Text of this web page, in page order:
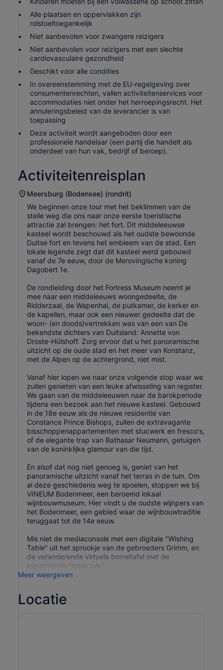
Alle plaatsen en oppervlakken zijn
rolstoeltoegankelijk
Niet aanbevolen voor zwangere reizigers
Niet aanbevolen voor reizigers met een slechte
cardiovasculaire gezondheid
Geschikt voor alle condities
In overeenstemming met de EU-regelgeving over
consumentenrechten, vallen activiteitenservices voor
accommodaties niet onder het herroepingsrecht. Het
annuleringsbeleid van de leverancier is van
toepassing
Deze activiteit wordt aangeboden door een
professionele handelaar (een partij die handelt als
onderdeel van hun vak, bedrijf of beroep).
Activiteitenreisplan
Meersburg (Bodensee) (rondrit)
We beginnen onze tour met het beklimmen van de
steile weg die ons naar onze eerste toeristische
attractie zal brengen: het fort. Dit middeleeuwse
kasteel wordt beschouwd als het oudste bewoonde
Duitse fort en tevens het embleem van de stad. Een
lokale legende zegt dat dit kasteel werd gebouwd
vanaf de 7e eeuw, door de Merovingische koning
Dagobert 1e.
De rondleiding door het Fortress Museum neemt je
mee naar een middeleeuws woongedeelte, de
Ridderzaal, de Wapenhal, de putkamer, de kerker en
de kapellen, maar ook een nieuwer gedeelte dat de
woon- (en doods)vertrekken was van een van De
bekendste dichters van Duitsland: Annette von
Droste-Hülshoff. Zorg ervoor dat u het panoramische
uitzicht op de oude stad en het meer van Konstanz,
met de Alpen op de achtergrond, niet mist.
Vanaf hier lopen we naar onze volgende stop waar we
zullen genieten van een leuke afwisseling van register.
We gaan van de middeleeuwen naar de barokperiode
tijdens een bezoek aan het nieuwe kasteel. Gebouwd
in de 18e eeuw als de nieuwe residentie van
Constance Prince Bishops, zullen de extravagante
bisschoppenappartementen met stucwerk en fresco's,
of de elegante trap van Bathasar Neumann, getuigen
van de koninklijke glamour van die tijd.
En alsof dat nog niet genoeg is, geniet van het
panoramische uitzicht vanaf het terras in de tuin. Om
al deze geschiedenis weg te spoelen, stoppen we bij
VINEUM Bodenmeer, een beroemd lokaal
wijnbouwmuseum. Hier vindt u de oudste wijnpers van
het Bodenmeer, een gebied waar de wijnbouwtraditie
teruggaat tot de 14e eeuw.
Mis niet de mediaconsole met een digitale "Wishing
Table" uit het sprookje van de gebroeders Grimm, en
de veranderende virtuele borreltafel met de
bijpassende "table talk".
Meer weergeven
Locatie